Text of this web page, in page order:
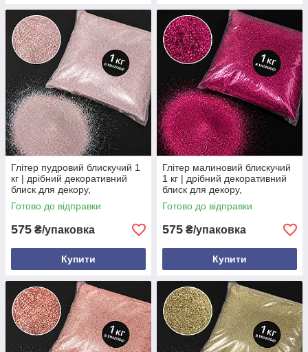
Глітер пудровий блискучий 1
кг | дрібний декоративний
блиск для декору,
флористики та творчості
Готово до відправки
575 ₴/упаковка
Купити
Глітер малиновий блискучий
1 кг | дрібний декоративний
блиск для декору,
флористики та творчості
Готово до відправки
575 ₴/упаковка
Купити